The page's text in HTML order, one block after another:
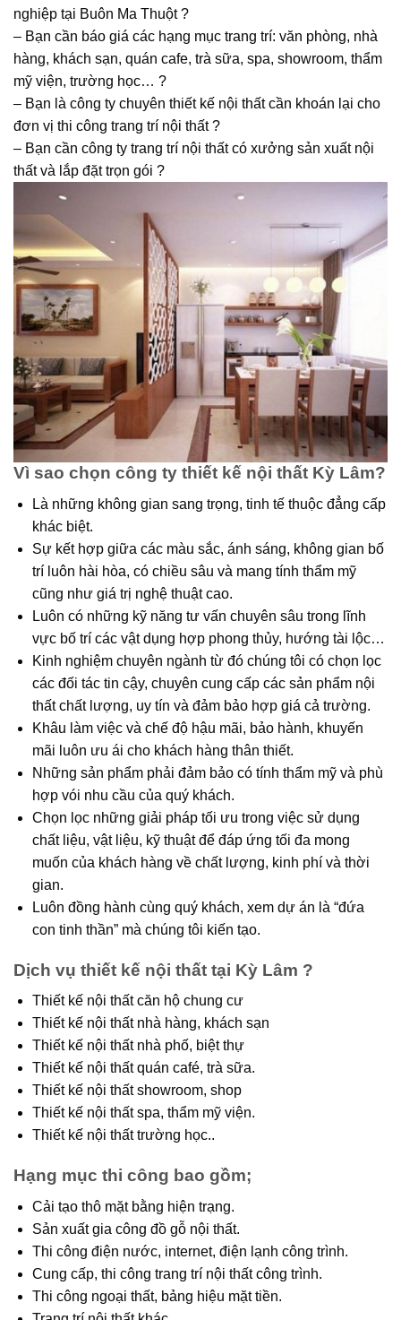
nghiệp tại Buôn Ma Thuột ?
– Bạn cần báo giá các hạng mục trang trí: văn phòng, nhà
hàng, khách sạn, quán cafe, trà sữa, spa, showroom, thẩm
mỹ viện, trường học… ?
– Bạn là công ty chuyên thiết kế nội thất cần khoán lại cho
đơn vị thi công trang trí nội thất ?
– Bạn cần công ty trang trí nội thất có xưởng sản xuất nội
thất và lắp đặt trọn gói ?
Vì sao chọn công ty thiết kế nội thất Kỳ Lâm?
Là những không gian sang trọng, tinh tế thuộc đẳng cấp
khác biệt.
Sự kết hợp giữa các màu sắc, ánh sáng, không gian bố
trí luôn hài hòa, có chiều sâu và mang tính thẩm mỹ
cũng như giá trị nghệ thuật cao.
Luôn có những kỹ năng tư vấn chuyên sâu trong lĩnh
vực bố trí các vật dụng hợp phong thủy, hướng tài lộc…
Kinh nghiệm chuyên ngành từ đó chúng tôi có chọn lọc
các đối tác tin cậy, chuyên cung cấp các sản phẩm nội
thất chất lượng, uy tín và đảm bảo hợp giá cả trường.
Khâu làm việc và chế độ hậu mãi, bảo hành, khuyến
mãi luôn ưu ái cho khách hàng thân thiết.
Những sản phẩm phải đảm bảo có tính thẩm mỹ và phù
hợp vói nhu cầu của quý khách.
Chọn lọc những giải pháp tối ưu trong việc sử dụng
chất liệu, vật liệu, kỹ thuật để đáp ứng tối đa mong
muốn của khách hàng về chất lượng, kinh phí và thời
gian.
Luôn đồng hành cùng quý khách, xem dự án là “đứa
con tinh thần” mà chúng tôi kiến tạo.
Dịch vụ thiết kế nội thất tại Kỳ Lâm ?
Thiết kế nội thất căn hộ chung cư
Thiết kế nội thất nhà hàng, khách sạn
Thiết kế nội thất nhà phố, biệt thự
Thiết kế nội thất quán café, trà sữa.
Thiết kế nội thất showroom, shop
Thiết kế nội thất spa, thẩm mỹ viện.
Thiết kế nội thất trường học..
Hạng mục thi công bao gồm;
Cải tạo thô mặt bằng hiện trạng.
Sản xuất gia công đồ gỗ nội thất.
Thi công điện nước, internet, điện lạnh công trình.
Cung cấp, thi công trang trí nội thất công trình.
Thi công ngoại thất, bảng hiệu mặt tiền.